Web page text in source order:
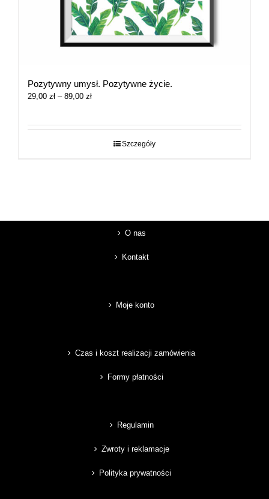
Pozytywny umysł. Pozytywne życie.
29,00 zł – 89,00 złZakres
29,00 zł
Szczegóły
O nas
Kontakt
Moje konto
Czas i koszt realizacji zamówienia
Formy płatności
Regulamin
Zwroty i reklamacje
Polityka prywatności